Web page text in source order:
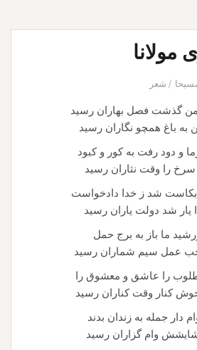
مولانا
شعر
گذشت فصل بهاران رسید
به باغ همچو نگاران رسید
و دود رفت به کور و کبود
را وقت نثاران رسید
بکاست شد ز خدا دادخواست
شد دولت یاران رسید
ما باز به برج حمل
عمل سیم شماران رسید
را عاشق و معشوق را
کنار وقت کناران رسید
دار جمله به زندان بدند
وام گزاران رسید